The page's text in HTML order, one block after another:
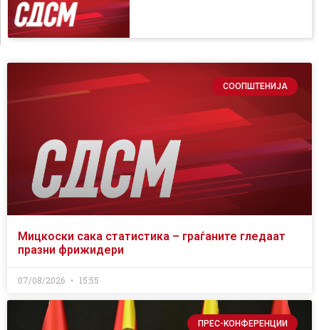
СООПШТЕНИЈА
Мицкоски сака статистика – граѓаните гледаат
празни фрижидери
07/08/2026 15:55
ПРЕС-КОНФЕРЕНЦИИ